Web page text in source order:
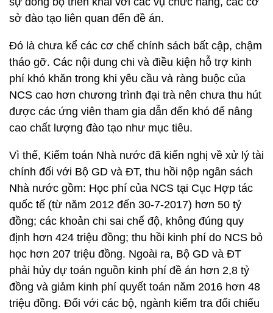
sở đào tạo liên quan đến đề án.
Đó là chưa kể các cơ chế chính sách bất cập, chậm
tháo gỡ. Các nội dung chi và điều kiện hỗ trợ kinh
phí khó khăn trong khi yêu cầu và ràng buộc của
NCS cao hơn chương trình đại trà nên chưa thu hút
được các ứng viên tham gia dẫn đến khó để nâng
cao chất lượng đào tạo như mục tiêu.
Vì thế, Kiểm toán Nhà nước đã kiến nghị về xử lý tài
chính đối với Bộ GD và ĐT, thu hồi nộp ngân sách
Nhà nước gồm: Học phí của NCS tại Cục Hợp tác
quốc tế (từ năm 2012 đến 30-7-2017) hơn 50 tỷ
đồng; các khoản chi sai chế độ, không đúng quy
định hơn 424 triệu đồng; thu hồi kinh phí do NCS bỏ
học hơn 207 triệu đồng. Ngoài ra, Bộ GD và ĐT
phải hủy dự toán nguồn kinh phí đề án hơn 2,8 tỷ
đồng và giảm kinh phí quyết toán năm 2016 hơn 48
triệu đồng. Đối với các bộ, ngành kiểm tra đối chiếu